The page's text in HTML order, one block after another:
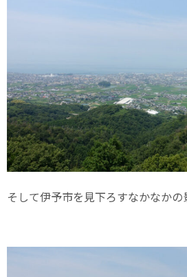
そして伊予市を見下ろすなかなかの